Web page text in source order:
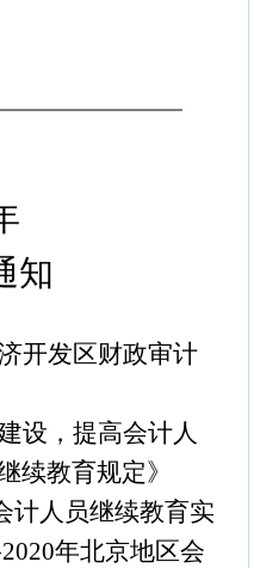
知
开发区财政审计
设，提高会计人
续教育规定》
计人员继续教育实
2020年北京地区会